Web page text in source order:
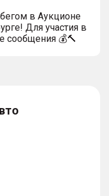
в Аукционе
Для участия в
сообщения 💰🔨